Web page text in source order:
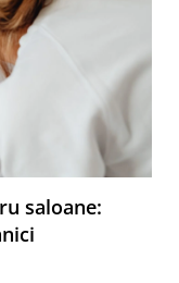
saloane: